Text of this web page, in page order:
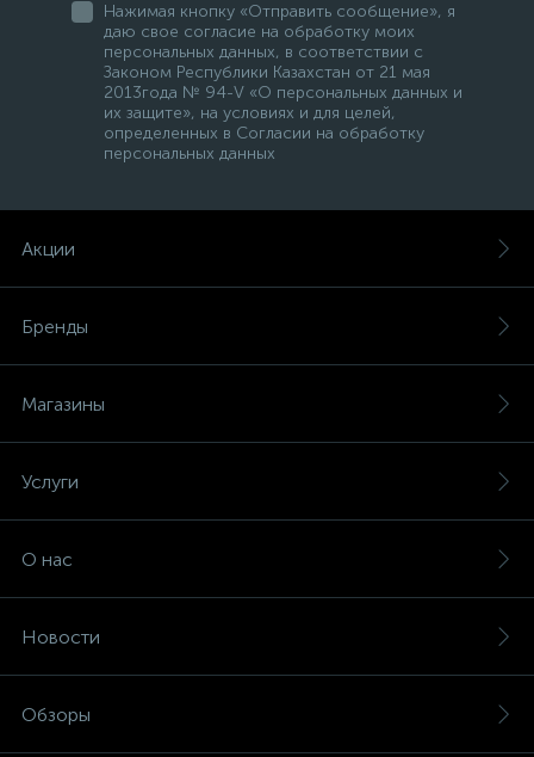
Нажимая кнопку «Отправить сообщение», я
даю свое согласие на обработку моих
персональных данных, в соответствии с
Законом Республики Казахстан от 21 мая
2013года № 94-V «О персональных данных и
их защите», на условиях и для целей,
определенных в Согласии на обработку
персональных данных
Акции
Бренды
Магазины
Услуги
О нас
Новости
Обзоры